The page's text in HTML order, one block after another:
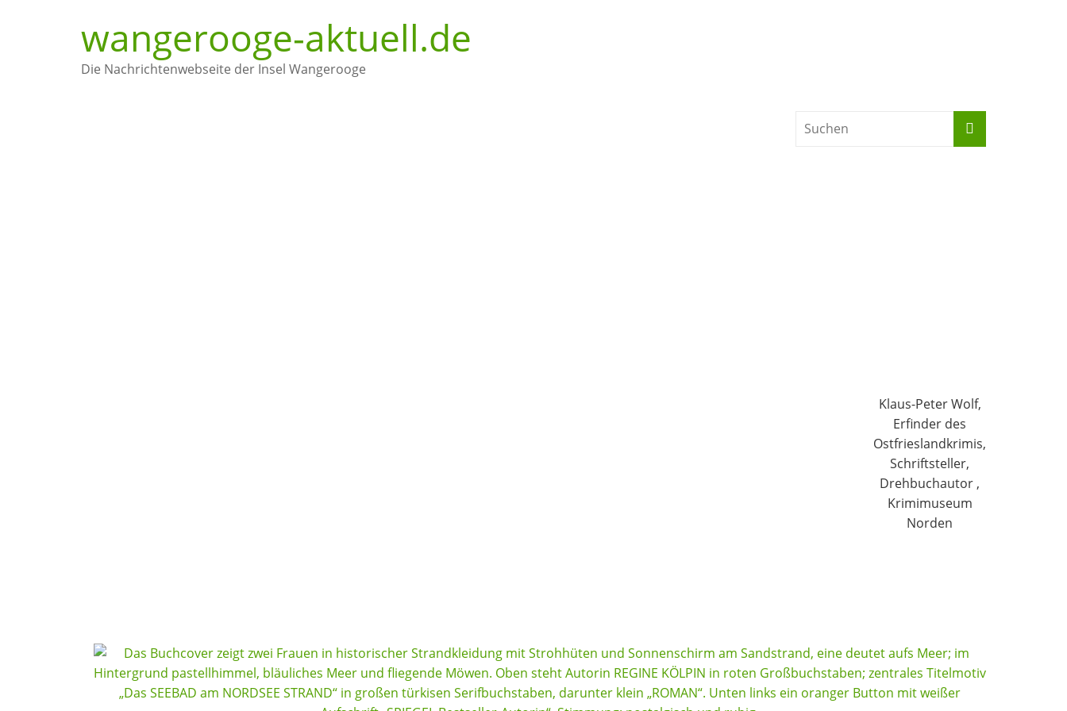
wangerooge-aktuell.de
Die Nachrichtenwebseite der Insel Wangerooge
Klaus-Peter Wolf,
Erfinder des
Ostfrieslandkrimis,
Schriftsteller,
Drehbuchautor ,
Krimimuseum
Norden